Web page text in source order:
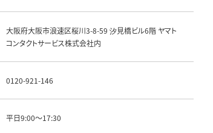
大阪府大阪市浪速区桜川3-8-59 汐見橋ビル6階 ヤマト
コンタクトサービス株式会社内
0120-921-146
平日9:00～17:30